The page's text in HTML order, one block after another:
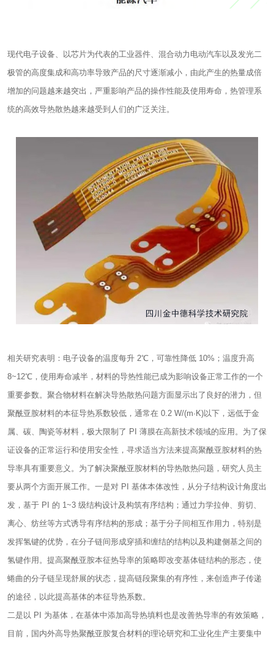
现代电子设备、以芯片为代表的工业器件、混合动力电动汽车以及发光二
极管的高度集成和高功率导致产品的尺寸逐渐减小，由此产生的热量成倍
增加的问题越来越突出，严重影响产品的操作性能及使用寿命，热管理系
统的高效导热散热越来越受到人们的广泛关注。
相关研究表明：电子设备的温度每升 2℃，可靠性降低 10%；温度升高
8~12℃，使用寿命减半，材料的导热性能已成为影响设备正常工作的一个
重要参数。聚合物材料在解决导热散热问题方面显示出了良好的潜力，但
聚酰亚胺材料的本征导热系数较低，通常在 0.2 W/(m·K)以下，远低于金
属、碳、陶瓷等材料，极大限制了 PI 薄膜在高新技术领域的应用。为了保
证设备的正常运行和使用安全性，寻求适当方法来提高聚酰亚胺材料的热
导率具有重要意义。为了解决聚酰亚胺材料的导热散热问题，研究人员主
要从两个方面开展工作。一是对 PI 基体本体改性，从分子结构设计角度出
发，基于 PI 的 1~3 级结构设计及构筑有序结构；通过力学拉伸、剪切、
离心、纺丝等方式诱导有序结构的形成；基于分子间相互作用力，特别是
发挥氢键的优势，在分子链间形成穿插和缠结的结构以及构建侧基之间的
氢键作用。提高聚酰亚胺本征热导率的策略即改变基体链结构的形态，使
蜷曲的分子链呈现舒展的状态，提高链段聚集的有序性，来创造声子传递
的途径，以此提高基体的本征导热系数。
二是以 PI 为基体，在基体中添加高导热填料也是改善热导率的有效策略，
目前，国内外高导热聚酰亚胺复合材料的理论研究和工业化生产主要集中